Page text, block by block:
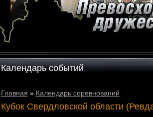
Календарь событий
Главная » Календарь соревнований
Кубок Свердловской области